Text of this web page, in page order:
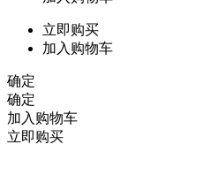
立即购买
加入购物车
确定
确定
加入购物车
立即购买